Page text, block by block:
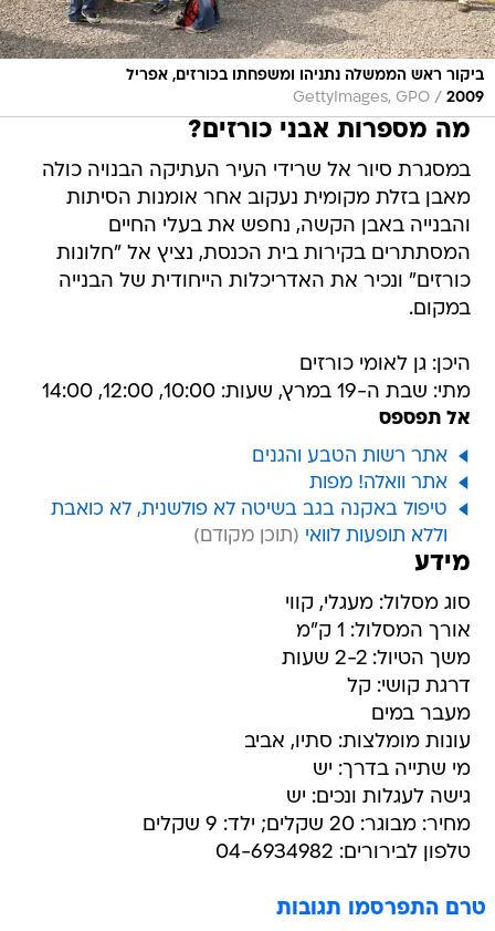
ביקור ראש הממשלה נתניהו ומשפחתו בכורזים, אפריל
2009
/
GettyImages, GPO
מה מספרות אבני כורזים?
במסגרת סיור אל שרידי העיר העתיקה הבנויה כולה
מאבן בזלת מקומית נעקוב אחר אומנות הסיתות
והבנייה באבן הקשה, נחפש את בעלי החיים
המסתתרים בקירות בית הכנסת, נציץ אל "חלונות
כורזים" ונכיר את האדריכלות הייחודית של הבנייה
במקום.
היכן: גן לאומי כורזים
מתי: שבת ה-19 במרץ, שעות: 10:00, 12:00, 14:00
אל תפספס
אתר רשות הטבע והגנים
אתר וואלה! מפות
טיפול באקנה בגב בשיטה לא פולשנית, לא כואבת
וללא תופעות לוואי
מידע
סוג מסלול: מעגלי, קווי
אורך המסלול: 1 ק"מ
משך הטיול: 2-2 שעות
דרגת קושי: קל
מעבר במים
עונות מומלצות: סתיו, אביב
מי שתייה בדרך: יש
גישה לעגלות ונכים: יש
מחיר: מבוגר: 20 שקלים; ילד: 9 שקלים
טלפון לבירורים: 04-6934982
טרם התפרסמו תגובות